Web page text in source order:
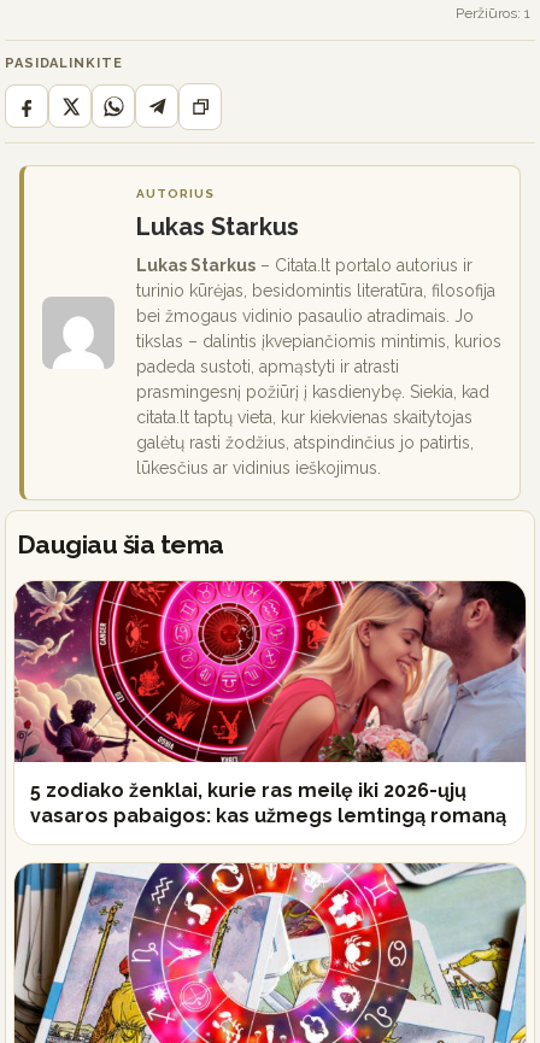
Peržiūros: 1
PASIDALINKITE
AUTORIUS
Lukas Starkus
Lukas Starkus – Citata.lt portalo autorius ir
turinio kūrėjas, besidomintis literatūra, filosofija
bei žmogaus vidinio pasaulio atradimais. Jo
tikslas – dalintis įkvepiančiomis mintimis, kurios
padeda sustoti, apmąstyti ir atrasti
prasmingesnį požiūrį į kasdienybę. Siekia, kad
citata.lt taptų vieta, kur kiekvienas skaitytojas
galėtų rasti žodžius, atspindinčius jo patirtis,
lūkesčius ar vidinius ieškojimus.
Daugiau šia tema
5 zodiako ženklai, kurie ras meilę iki 2026-ųjų
vasaros pabaigos: kas užmegs lemtingą romaną